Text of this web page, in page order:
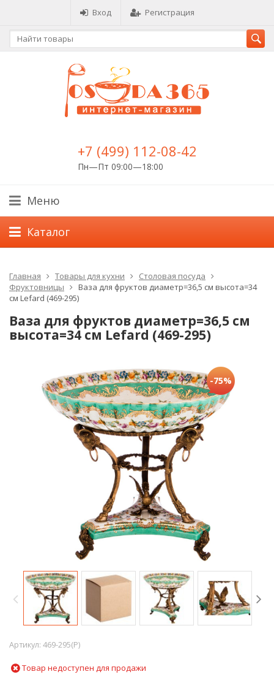
Вход Регистрация
+7 (499) 112-08-42
Пн—Пт 09:00—18:00
Меню
Каталог
Главная Товары для кухни
Столовая посуда
Фруктовницы
Ваза для фруктов диаметр=36,5 см высота=34
см Lefard (469-295)
Ваза для фруктов диаметр=36,5 см
высота=34 см Lefard (469-295)
-75%
Артикул: 469-295(P)
Товар недоступен для продажи